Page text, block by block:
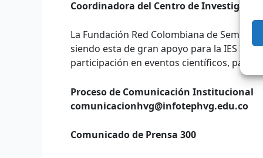
Coordinadora del Centro de
La Fundación Red Colombiana de
siendo esta de gran apoyo para la IES
participación en eventos científicos, para
Proceso de Comunicación Institucional
comunicacionhvg@infotephvg.edu.co
Comunicado de Prensa 300